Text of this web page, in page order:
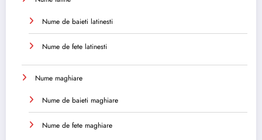
Nume de baieti latinesti
Nume de fete latinesti
Nume maghiare
Nume de baieti maghiare
Nume de fete maghiare